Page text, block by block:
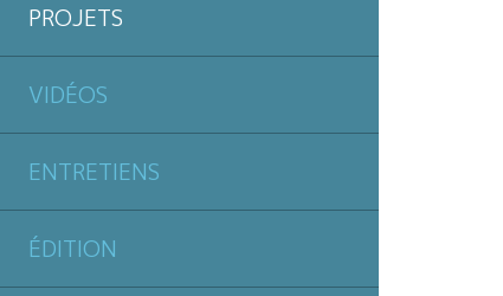
PROJETS
VIDÉOS
ENTRETIENS
ÉDITION